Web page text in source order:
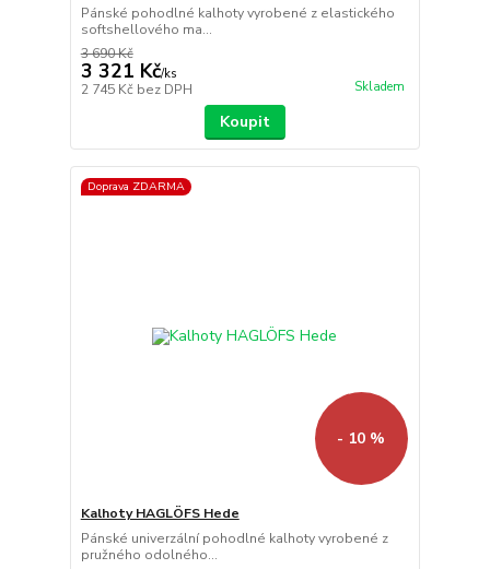
Pánské pohodlné kalhoty vyrobené z elastického
softshellového ma...
3 690 Kč
3 321 Kč/ks
2 745 Kč bez DPH Skladem
Koupit
Doprava ZDARMA
- 10 %
Kalhoty HAGLÖFS Hede
Pánské univerzální pohodlné kalhoty vyrobené z
pružného odolného...